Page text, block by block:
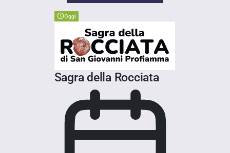
Oggi
Sagra della Rocciata